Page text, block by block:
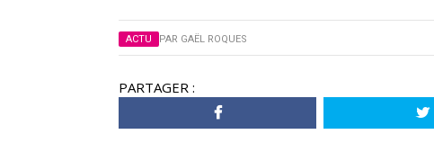
ACTU PAR GAËL ROQUES
PARTAGER :